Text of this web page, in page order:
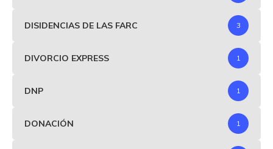
DISIDENCIAS DE LAS FARC 3
DIVORCIO EXPRESS 1
DNP 1
DONACIÓN 1